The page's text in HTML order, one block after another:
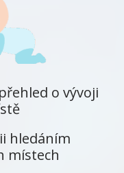
o vývoji
hledáním
místech